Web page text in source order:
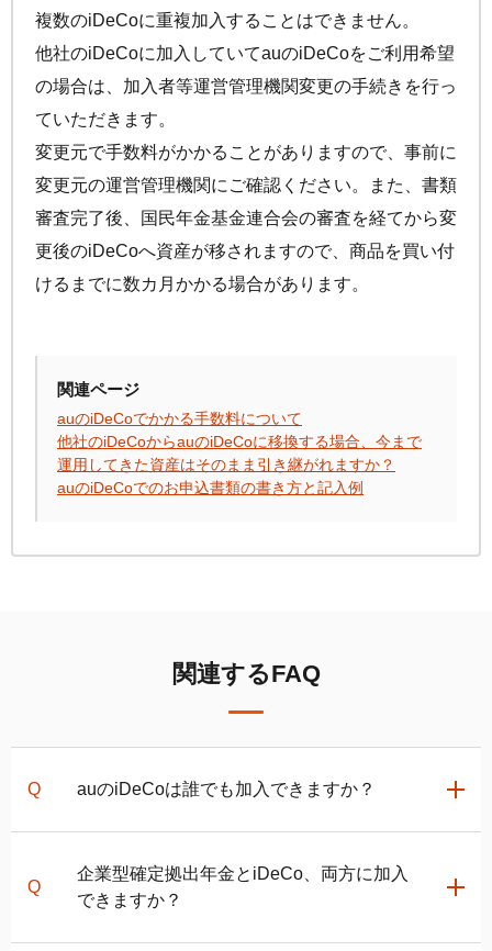
2024年12月制度改正のポイント
年単位拠出(掛金の納付月と金額を指定)について
お申込書類の書き方と記入例
加入者サイトの使い方ガイド
お申し込み後の手続きの流れ
運営における役割分担・年金資産の保護
特集一覧
手数料・商品
手数料について
リスク許容度診断
運用商品を知ろう
バランス型投資信託の選び方
運用商品の配分方法
FAQ
加入者の方
加入者サイトの使い方ガイド
加入後の諸変更手続きについて
お申し込み後に届く書類について
よくある質問
複数のiDeCoに重複加入することはできません。
他社のiDeCoに加入していてauのiDeCoをご利用希望
の場合は、加入者等運営管理機関変更の手続きを行っ
ていただきます。
変更元で手数料がかかることがありますので、事前に
変更元の運営管理機関にご確認ください。また、書類
審査完了後、国民年金基金連合会の審査を経てから変
更後のiDeCoへ資産が移されますので、商品を買い付
けるまでに数カ月かかる場合があります。
関連ページ
auのiDeCoでかかる手数料について
他社のiDeCoからauのiDeCoに移換する場合、今まで
運用してきた資産はそのまま引き継がれますか？
auのiDeCoでのお申込書類の書き方と記入例
関連するFAQ
auのiDeCoは誰でも加入できますか？
原則65歳未満の国民年金被保険者であれば加入いただ
けます。
60歳以上の方は、国民年金の第2号被保険者又は国民
年金の任意加入被保険者であればiDeCoに加入いただ
企業型確定拠出年金と iDeCo 、両方に加入
できますか？